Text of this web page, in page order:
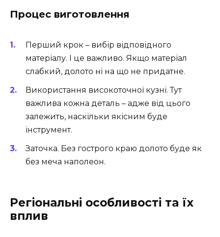
Процес виготовлення
Перший крок – вибір відповідного
матеріалу. І це важливо. Якщо матеріал
слабкий, долото ні на що не придатне.
Використання високоточної кузні. Тут
важлива кожна деталь – адже від цього
залежить, наскільки якісним буде
інструмент.
Заточка. Без гострого краю долото буде як
без меча наполеон.
Регіональні особливості та їх
вплив